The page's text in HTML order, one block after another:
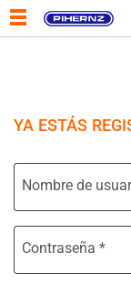
YA ESTÁS
Nombre de
Contraseña *